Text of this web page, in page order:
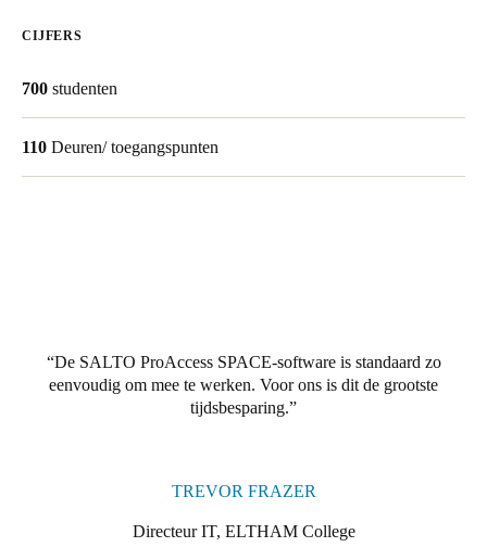
DeutschFrançais
United Kingdom
Nederlands English
CIJFERS
700 studenten
110 Deuren/ toegangspunten
De SALTO ProAccess SPACE-software is standaard zo
eenvoudig om mee te werken. Voor ons is dit de grootste
tijdsbesparing.
TREVOR FRAZER
Directeur IT, ELTHAM College